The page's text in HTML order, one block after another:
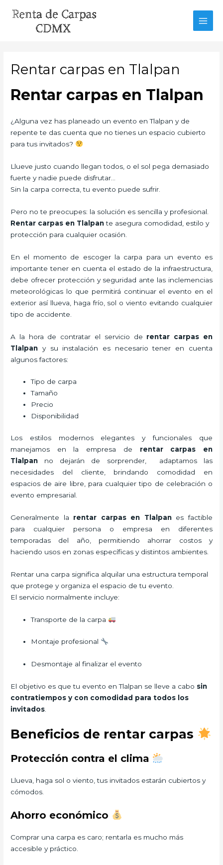
Rentar carpas en Tlalpan
Rentar carpas en Tlalpan
¿Alguna vez has planeado un evento en Tlalpan y de
repente te das cuenta que no tienes un espacio cubierto
para tus invitados?
Llueve justo cuando llegan todos, o el sol pega demasiado
fuerte y nadie puede disfrutar…
Sin la carpa correcta, tu evento puede sufrir.
Pero no te preocupes: la solución es sencilla y profesional.
Rentar carpas en Tlalpante asegura comodidad, estilo y
protección para cualquier ocasión.
En el momento de escoger la carpa para un evento es
importante tener en cuenta el estado de la infraestructura,
debe ofrecer protección y seguridad ante las inclemencias
meteorológicas lo que permitirá continuar el evento en el
exterior así llueva, haga frío, sol o viento evitando cualquier
tipo de accidente.
A la hora de contratar el servicio de rentar carpas en
Tlalpan y su instalación es necesario tener en cuenta
algunos factores:
Tipo de carpa
Tamaño
Precio
Disponibilidad
Los estilos modernos elegantes y funcionales que
manejamos en la empresa de rentar carpas en
Tlalpan no dejarán de sorprender, adaptamos las
necesidades del cliente, brindando comodidad en
espacios de aire libre, para cualquier tipo de celebración o
evento empresarial.
Generalmente la rentar carpas en Tlalpanes factible
para cualquier persona o empresa en diferentes
temporadas del año, permitiendo ahorrar costos y
haciendo usos en zonas específicas y distintos ambientes.
Rentar una carpa significa alquilar una estructura temporal
que protege y organiza el espacio de tu evento.
El servicio normalmente incluye:
Transporte de la carpa
Montaje profesional
Desmontaje al finalizar el evento
El objetivo es que tu evento en Tlalpan se lleve a cabo sin
contratiempos y con comodidad para todos los
invitados
Beneficios de rentar carpas
Protección contra el clima
Llueva, haga sol o viento, tus invitados estarán cubiertos y
cómodos.
Ahorro económico
Comprar una carpa es caro; rentarla es mucho más
accesible y práctico.